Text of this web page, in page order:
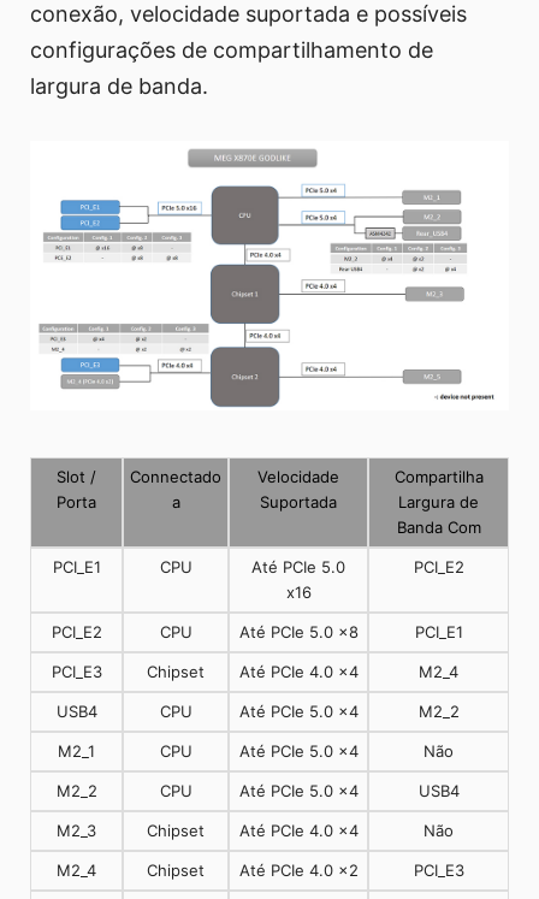
conexão, velocidade suportada e possíveis
configurações de compartilhamento de
largura de banda.
Slot /
Porta
Connectado
a
Velocidade
Suportada
Compartilha
Largura de
Banda Com
PCI_E1 CPU
Até PCIe 5.0
x16
PCI_E2
PCI_E2 CPU Até PCIe 5.0 x8 PCI_E1
PCI_E3 Chipset Até PCIe 4.0 x4 M2_4
USB4 CPU Até PCIe 5.0 x4 M2_2
M2_1 CPU Até PCIe 5.0 x4 Não
M2_2 CPU Até PCIe 5.0 x4 USB4
M2_3 Chipset Até PCIe 4.0 x4 Não
M2_4 Chipset Até PCIe 4.0 x2 PCI_E3